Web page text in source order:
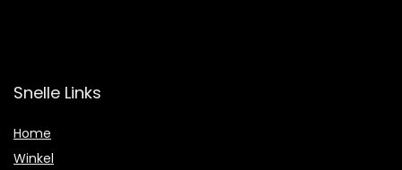
Snelle Links
Home
Winkel